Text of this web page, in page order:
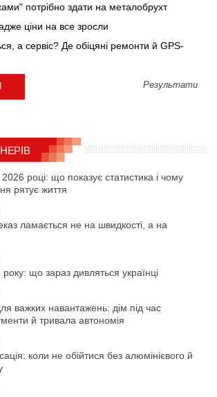
потрібно здати на металобрухт
ціни на все зросли
а сервіс? Де обіцяні ремонти й GPS-
Результати
році: що показує статистика і чому
рятує життя
ламається не на швидкості, а на
що зараз дивляться українці
важких навантажень: дім під час
й тривала автономія
коли не обійтися без алюмінієвого й